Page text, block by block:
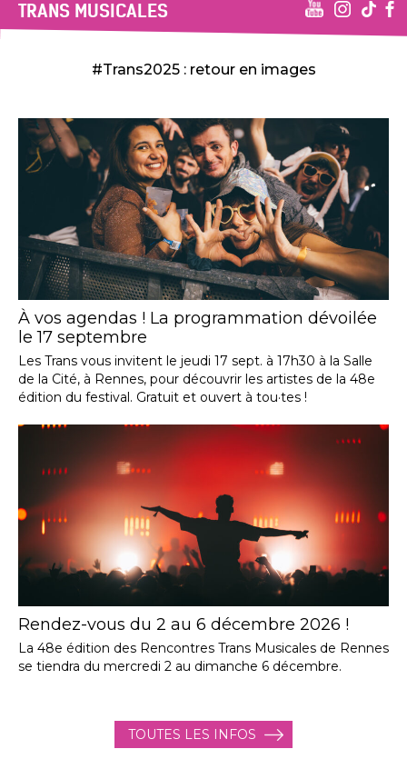
TRANS MUSICALES
#Trans2025 : retour en images
À vos agendas ! La programmation dévoilée
le 17 septembre
Les Trans vous invitent le jeudi 17 sept. à 17h30 à la Salle
de la Cité, à Rennes, pour découvrir les artistes de la 48e
édition du festival. Gratuit et ouvert à tou·tes !
Rendez-vous du 2 au 6 décembre 2026 !
La 48e édition des Rencontres Trans Musicales de Rennes
se tiendra du mercredi 2 au dimanche 6 décembre.
TOUTES LES INFOS